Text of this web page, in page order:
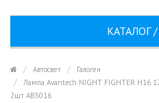
КАТАЛОГ
Автосвет
Галоген
Лампа Avantech NIGHT FIGHTER H16
2шт AB5016